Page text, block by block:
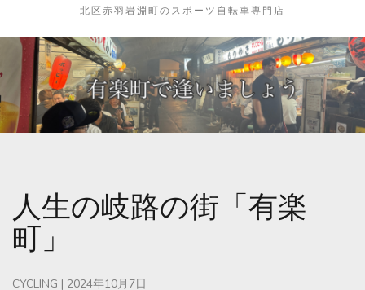
北区赤羽岩淵町のスポーツ自転車専門店
人生の岐路の街「有楽
町」
CYCLING | 2024年10月7日